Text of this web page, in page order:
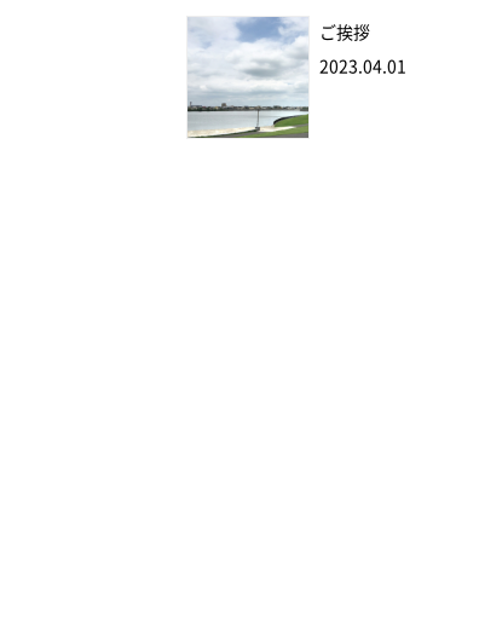
ご挨拶
2023.04.01